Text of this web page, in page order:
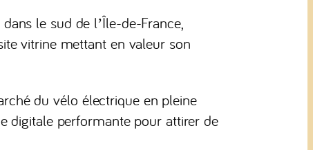
le sud de l’Île-de-France,
vitrine mettant en valeur son
du vélo électrique en pleine
digitale performante pour attirer de